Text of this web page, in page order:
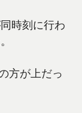
時刻に行わ
方が上だっ